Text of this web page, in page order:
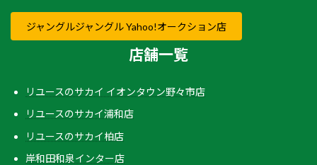
ジャングルジャングル Yahoo!オークション店
店舗一覧
リユースのサカイ イオンタウン野々市店
リユースのサカイ浦和店
リユースのサカイ柏店
岸和田和泉インター店